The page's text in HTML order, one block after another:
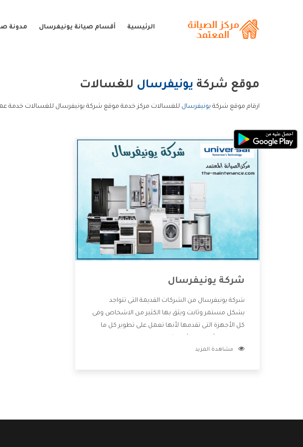
الرئيسية أقسام صيانة يونيفرسال مدونة
موقع شركة يونيفرسال للغسالات
ارقام موقع شركة يونيفرسال للغسالات مركز خدمة موقع شركة يونيفرسال للغسالات خدمة
شركة يونيفرسال
شركة يونيفرسال من الشركات القديمة التى تتواجد
بشكل مستمر وثابت ويثق بها الكثير من الاشخاص وفى
كل الأجهزة التى تقدمها لأنها تعمل على تطوير كل ما
أفضل خدمات ما بعد البيع مع المنتجات وتقدم للعملاء
مشاهدة المزيد